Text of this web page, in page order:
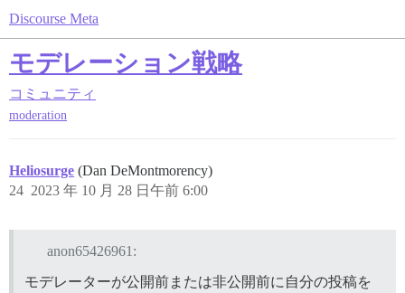
Discourse Meta
モデレーション戦略
コミュニティ
moderation
Heliosurge (Dan DeMontmorency)
2023 年 10 月 28 日午前 6:00
24
anon65426961:
モデレーターが公開前または非公開前に自分の投稿を